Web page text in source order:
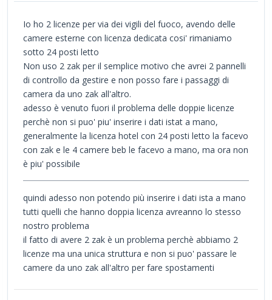
Io ho 2 licenze per via dei vigili del fuoco, avendo delle
camere esterne con licenza dedicata cosi' rimaniamo
sotto 24 posti letto
Non uso 2 zak per il semplice motivo che avrei 2 pannelli
di controllo da gestire e non posso fare i passaggi di
camera da uno zak all'altro.
adesso è venuto fuori il problema delle doppie licenze
perchè non si puo' piu' inserire i dati istat a mano,
generalmente la licenza hotel con 24 posti letto la facevo
con zak e le 4 camere beb le facevo a mano, ma ora non
è piu' possibile
quindi adesso non potendo più inserire i dati ista a mano
tutti quelli che hanno doppia licenza avreanno lo stesso
nostro problema
il fatto di avere 2 zak è un problema perchè abbiamo 2
licenze ma una unica struttura e non si puo' passare le
camere da uno zak all'altro per fare spostamenti